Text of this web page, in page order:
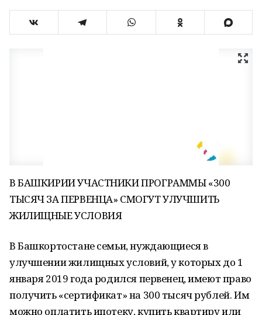
В БАШКИРИИ УЧАСТНИКИ ПРОГРАММЫ «300
ТЫСЯЧ ЗА ПЕРВЕНЦА» СМОГУТ УЛУЧШИТЬ
ЖИЛИЩНЫЕ УСЛОВИЯ
В Башкортостане семьи, нуждающиеся в
улучшении жилищных условий, у которых до 1
января 2019 года родился первенец, имеют право
получить «сертификат» на 300 тысяч рублей. Им
можно оплатить ипотеку, купить квартиру или